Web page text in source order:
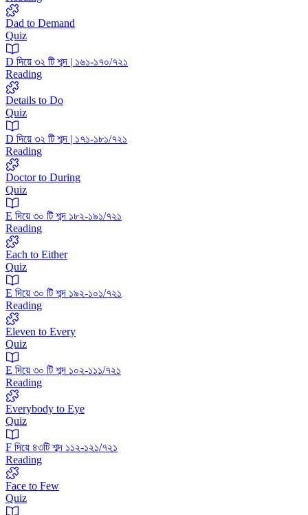
Dad to Demand
Quiz
D দিয়ে ৩২ টি শব্দ | ১৬১-১৭০/৭২১
Reading
Details to Do
Quiz
D দিয়ে ৩২ টি শব্দ | ১৭১-১৮১/৭২১
Reading
Doctor to During
Quiz
E দিয়ে ৩০ টি শব্দ ১৮২-১৯১/৭২১
Reading
Each to Either
Quiz
E দিয়ে ৩০ টি শব্দ ১৯২-১০১/৭২১
Reading
Eleven to Every
Quiz
E দিয়ে ৩০ টি শব্দ ১০২-১১১/৭২১
Reading
Everybody to Eye
Quiz
F দিয়ে ৪৩টি শব্দ ১১২-১২১/৭২১
Reading
Face to Few
Quiz